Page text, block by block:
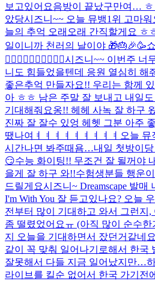
보고있어요음방이 끝났구만여…
았당시즈니~~ 오늘 뮤뱅1위 고마
늘의 추억 오래오래 간직할게요 ㅎ
일이니까 천러의 날이야 🎁🎂🎉🥳
🙂‍↕️🙂‍↕️🙂‍↕️🙂‍↕️🙂‍↕️시즈니~~ 이번주 너
니도 힘들었을텐데 응원 열심히 해
좋은추억 만들자요!! 우리는 함께
아 ㅎㅎ 남은 주말 잘 보내고 내일
기대해줘요옹!! 헤헤 사녹 잘 하구
진짜 잘 잘수 있엉 헤헷 그분 아주
땠나여ㅕㅕㅕㅕㅕㅕㅕㅕㅕ 오늘
시간나면 봐주때욤…내일 첫방이
😏수능 화이팅!! 무조건 잘 될꺼야
을게 잘 하구 와!!수험생분들 행운
드릴게요시즈니~ Dreamscape 발매
I'm With You 잘 듣고있나요? 오늘
전부터 많이 기대하고 와서 그런지
좀 떨렸었어요ㅠ (아직 많이 순수
지 오늘을 기대하면서 잤던거같네
같이 꼭 맞춰 일어나기로해서 한국
잘못해서 다들 지금 일어났지만…
라이브를 킬순 없어서 한국 가기전